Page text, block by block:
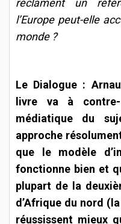
l’Europe peut-elle
monde ?
Le Dialogue :
livre va à
médiatique du
approche
que le modèle
fonctionne bien et
plupart de la
d’Afrique du nord
réussissent mieux